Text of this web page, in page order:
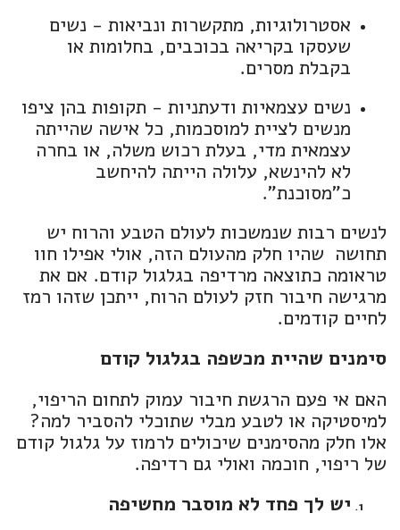
אסטרולוגיות, מתקשרות ונביאות - נשים
שעסקו בקריאה בכוכבים, בחלומות או
בקבלת מסרים.
נשים עצמאיות ודעתניות - תקופות בהן ציפו
מנשים לציית למוסכמות, כל אישה שהייתה
עצמאית מדי, בעלת רכוש משלה, או בחרה
לא להינשא, עלולה הייתה להיחשב
כ"מסוכנת".
לנשים רבות שנמשכות לעולם הטבע והרוח יש
תחושה שהיו חלק מהעולם הזה, אולי אפילו חוו
טראומה כתוצאה מרדיפה בגלגול קודם. אם את
מרגישה חיבור חזק לעולם הרוח, ייתכן שזהו רמז
לחיים קודמים.
סימנים שהיית מכשפה בגלגול קודם
האם אי פעם הרגשת חיבור עמוק לתחום הריפוי,
למיסטיקה או לטבע מבלי שתוכלי להסביר למה?
אלו חלק מהסימנים שיכולים לרמוז על גלגול קודם
של ריפוי, חוכמה ואולי גם רדיפה.
יש לך פחד לא מוסבר מחשיפה